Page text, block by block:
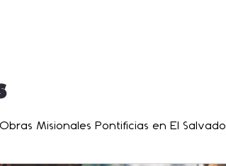
Misionales Pontificias en El